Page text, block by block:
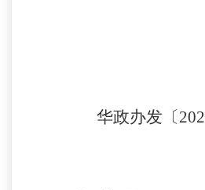
华政办发〔202